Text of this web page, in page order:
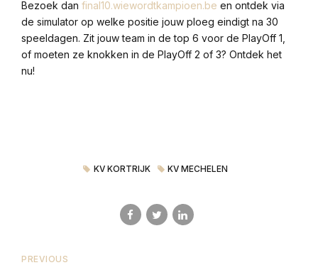
Bezoek dan final10.wiewordtkampioen.be en ontdek via
de simulator op welke positie jouw ploeg eindigt na 30
speeldagen. Zit jouw team in de top 6 voor de PlayOff 1,
of moeten ze knokken in de PlayOff 2 of 3? Ontdek het
nu!
KV KORTRIJK KV MECHELEN
PREVIOUS